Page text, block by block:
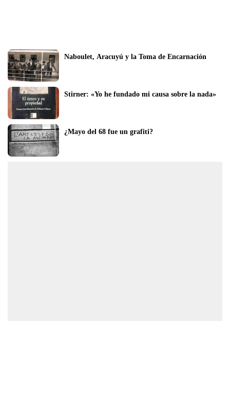
Naboulet, Aracuyú y la Toma de Encarnación
Stirner: «Yo he fundado mi causa sobre la nada»
¿Mayo del 68 fue un grafiti?